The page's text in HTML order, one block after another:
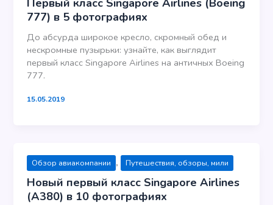
Первый класс Singapore Airlines (Boeing
777) в 5 фотографиях
До абсурда широкое кресло, скромный обед и
нескромные пузырьки: узнайте, как выглядит
первый класс Singapore Airlines на античных Boeing
777.
15.05.2019
Обзор авиакомпании , Путешествия, обзоры, мили
Новый первый класс Singapore Airlines
(A380) в 10 фотографиях